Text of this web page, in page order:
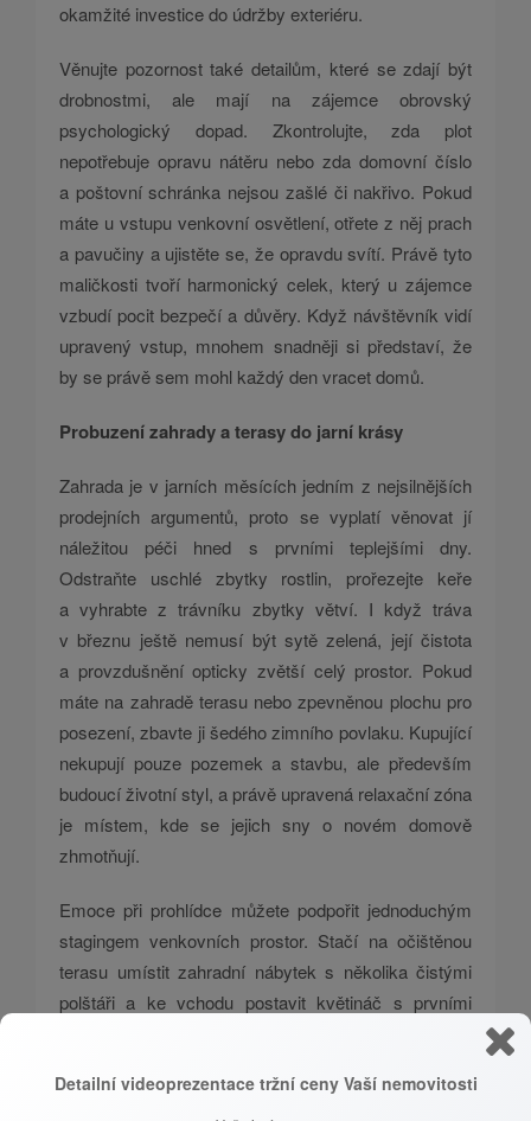
okamžité investice do údržby exteriéru.
Věnujte pozornost také detailům, které se zdají být
drobnostmi, ale mají na zájemce obrovský
psychologický dopad. Zkontrolujte, zda plot
nepotřebuje opravu nátěru nebo zda domovní číslo
a poštovní schránka nejsou zašlé či nakřivo. Pokud
máte u vstupu venkovní osvětlení, otřete z něj prach
a pavučiny a ujistěte se, že opravdu svítí. Právě tyto
maličkosti tvoří harmonický celek, který u zájemce
vzbudí pocit bezpečí a důvěry. Když návštěvník vidí
upravený vstup, mnohem snadněji si představí, že
by se právě sem mohl každý den vracet domů.
Probuzení zahrady a terasy do jarní krásy
Zahrada je v jarních měsících jedním z nejsilnějších
prodejních argumentů, proto se vyplatí věnovat jí
náležitou péči hned s prvními teplejšími dny.
Odstraňte uschlé zbytky rostlin, prořezejte keře
a vyhrabte z trávníku zbytky větví. I když tráva
v březnu ještě nemusí být sytě zelená, její čistota
a provzdušnění opticky zvětší celý prostor. Pokud
máte na zahradě terasu nebo zpevněnou plochu pro
posezení, zbavte ji šedého zimního povlaku. Kupující
nekupují pouze pozemek a stavbu, ale především
budoucí životní styl, a právě upravená relaxační zóna
je místem, kde se jejich sny o novém domově
zhmotňují.
Emoce při prohlídce můžete podpořit jednoduchým
stagingem venkovních prostor. Stačí na očištěnou
terasu umístit zahradní nábytek s několika čistými
polštáři a ke vchodu postavit květináč s prvními
život a energii, kterou si zájemci s vaším domem
Detailní videoprezentace tržní ceny Vaší nemovitosti